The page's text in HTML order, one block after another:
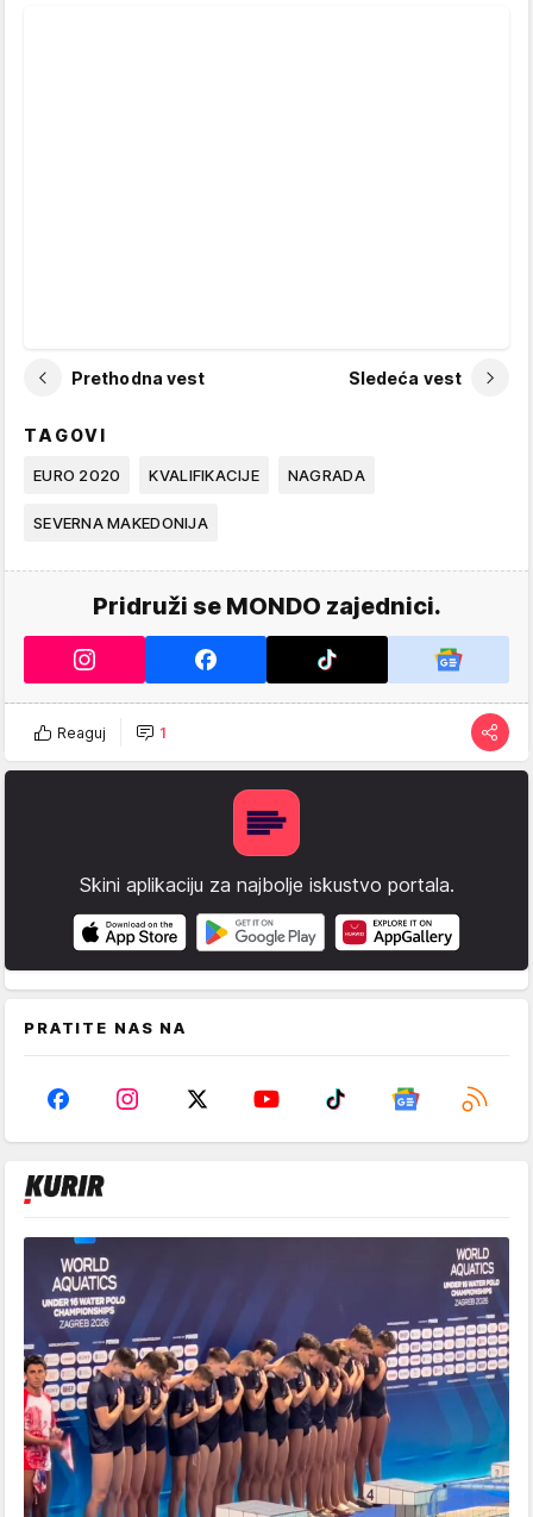
Prethodna vest Sledeća vest
TAGOVI
EURO 2020 KVALIFIKACIJE NAGRADA
SEVERNA MAKEDONIJA
Pridruži se MONDO zajednici.
Reaguj 1
Skini aplikaciju za najbolje iskustvo portala.
PRATITE NAS NA